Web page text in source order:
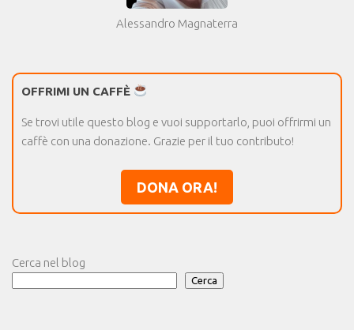
Alessandro Magnaterra
OFFRIMI UN CAFFÈ
Se trovi utile questo blog e vuoi supportarlo, puoi offrirmi un
caffè con una donazione. Grazie per il tuo contributo!
DONA ORA!
Cerca nel blog
Cerca